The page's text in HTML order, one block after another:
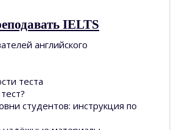
IELTS
английского
теста
студентов: инструкция по